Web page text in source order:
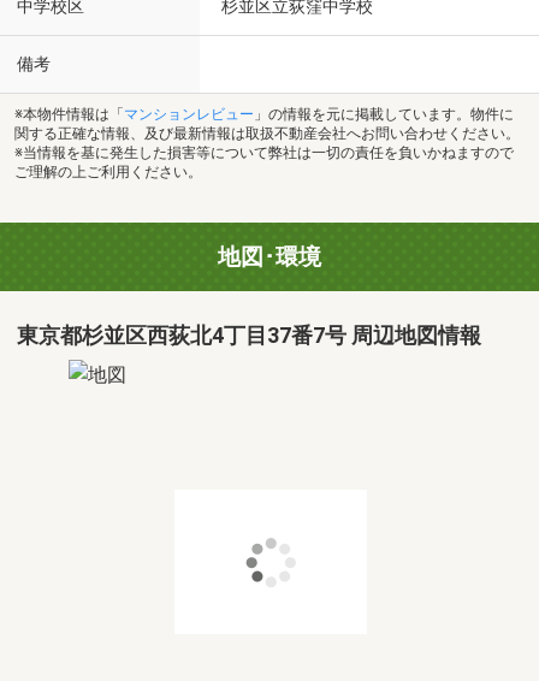
中学校区 杉並区立荻窪中学校
備考
※本物件情報は「 マンションレビュー 」の情報を元に掲載しています。物件に
関する正確な情報、及び最新情報は取扱不動産会社へお問い合わせください。
※当情報を基に発生した損害等について弊社は一切の責任を負いかねますので
ご理解の上ご利用ください。
地図･環境
東京都杉並区西荻北4丁目37番7号 周辺地図情報